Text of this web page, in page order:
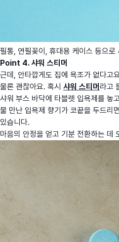
필통, 연필꽂이, 휴대용 케이스 등으로
Point 4. 샤워 스티머
근데, 안타깝게도 집에 욕조가 없다고
물론 괜찮아요. 혹시 샤워 스티머 라고
샤워 부스 바닥에 타블렛 입욕제를 놓
물 만난 입욕제 향기가 코끝을 두드리
있습니다.
마음의 안정을 얻고 기분 전환하는 데